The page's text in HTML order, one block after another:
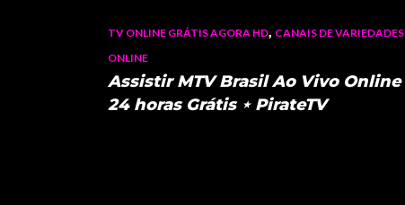
TV ONLINE GRÁTIS AGORA HD, CANAIS DE VARIEDADES
ONLINE
Assistir MTV Brasil Ao Vivo Online
24 horas Grátis ⋆ PirateTV